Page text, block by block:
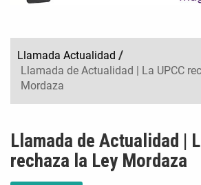
Llamada Actualidad /
Llamada de Actualidad | La UPCC
Mordaza
Llamada de Actualidad |
rechaza la Ley Mordaza